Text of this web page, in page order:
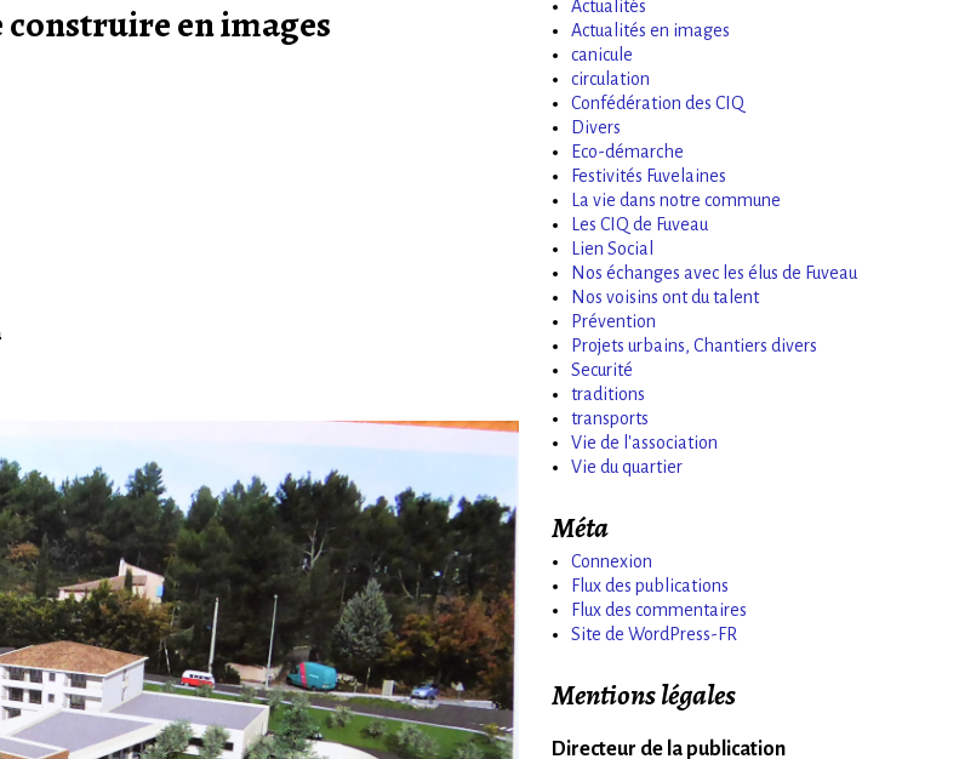
construire en images
Actualités
Actualités en images
canicule
circulation
Confédération des CIQ
Divers
Eco-démarche
Festivités Fuvelaines
La vie dans notre commune
Les CIQ de Fuveau
Lien Social
Nos échanges avec les élus de Fuveau
Nos voisins ont du talent
Prévention
Projets urbains, Chantiers divers
Securité
traditions
transports
Vie de l'association
Vie du quartier
Méta
Connexion
Flux des publications
Flux des commentaires
Site de WordPress-FR
Mentions légales
Directeur de la publication